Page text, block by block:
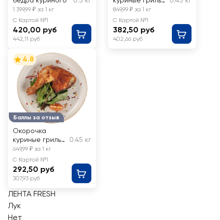
1 399,99 ₽ за 1 кг
С Картой №1
420,00 руб
442,11 руб
по-мексикански
ЛЕНТА FRESH,
весовые
849,99 ₽ за 1 кг
С Картой №1
382,50 руб
402,66 руб
Баллы за отзыв
4.8
Окорочка
куриные гриль
ЛЕНТА FRESH,
весовые
0.45 кг
649,99 ₽ за 1 кг
С Картой №1
292,50 руб
307,93 руб
ЛЕНТА FRESH
Лук
Нет